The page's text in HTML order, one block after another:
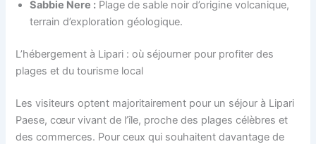
Sabbie Nere : Plage de sable noir d’origine volcanique,
terrain d’exploration géologique.
L’hébergement à Lipari : où séjourner pour profiter des
plages et du tourisme local
Les visiteurs optent majoritairement pour un séjour à Lipari
Paese, cœur vivant de l’île, proche des plages célèbres et
des commerces. Pour ceux qui souhaitent davantage de